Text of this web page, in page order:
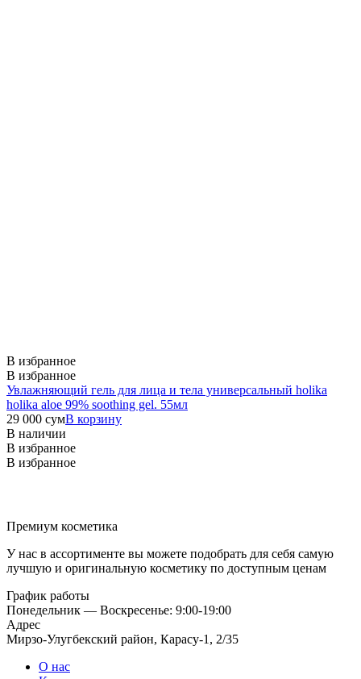
В избранное
В избранное
Увлажняющий гель для лица и тела универсальный holika
holika aloe 99% soothing gel. 55мл
29 000 сумВ корзину
В наличии
В избранное
В избранное
Премиум косметика
У нас в ассортименте вы можете подобрать для себя самую
лучшую и оригинальную косметику по доступным ценам
График работы
Понедельник — Воскресенье: 9:00-19:00
Адрес
Мирзо-Улугбекский район, Карасу-1, 2/35
О нас